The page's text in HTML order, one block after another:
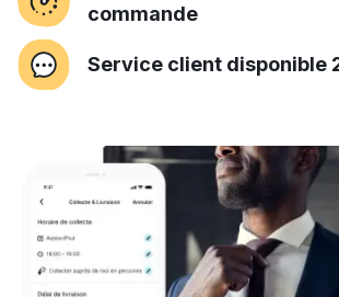
commande
Service client disponible